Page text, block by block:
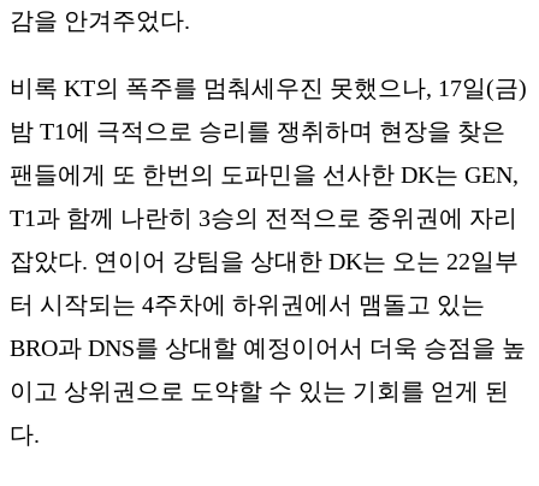
감을 안겨주었다.
비록 KT의 폭주를 멈춰세우진 못했으나, 17일(금)
밤 T1에 극적으로 승리를 쟁취하며 현장을 찾은
팬들에게 또 한번의 도파민을 선사한 DK는 GEN,
T1과 함께 나란히 3승의 전적으로 중위권에 자리
잡았다. 연이어 강팀을 상대한 DK는 오는 22일부
터 시작되는 4주차에 하위권에서 맴돌고 있는
BRO과 DNS를 상대할 예정이어서 더욱 승점을 높
이고 상위권으로 도약할 수 있는 기회를 얻게 된
다.